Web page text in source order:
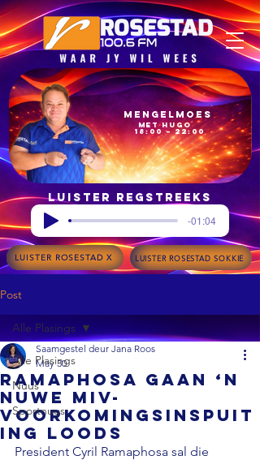
18:00 – 22:00
met Hugo
Mengelmoes
Luister regstreeks
-01:04
LUISTER ROSESTAD X LUISTER ROSESTAD SOKKIE
Post
Alle Plasings
Nuus
Sportnuus
Alle Plasings
Ramaphosa gaan ‘n
nuwe MIV-
voorkomingsinspuit
ing loods
Saamgestel deur Jana Roos
May 30
President Cyril Ramaphosa sal die